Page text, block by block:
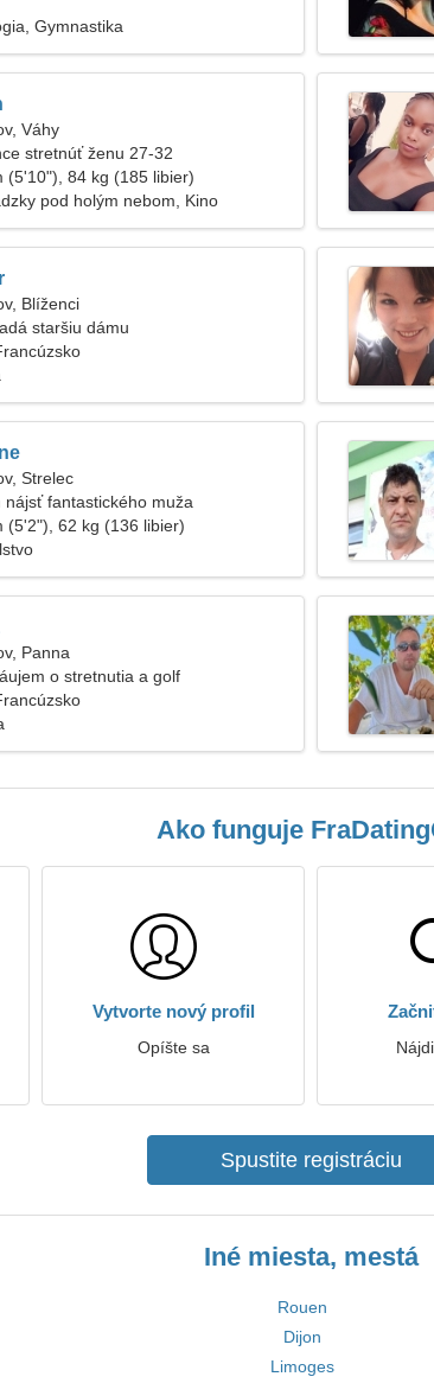
Gymnastika
Váhy
stretnúť ženu 27-32
(5'10"), 84 kg (185 libier)
pod holým nebom, Kino
Blíženci
staršiu dámu
Strelec
nájsť fantastického muža
(5'2"), 62 kg (136 libier)
Panna
o stretnutia a golf
Ako funguje
Vytvorte nový profil
Opíšte sa
Spustite registráciu
Iné miesta, mestá
Rouen
Dijon
Limoges